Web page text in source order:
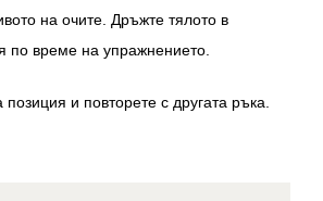
на очите. Дръжте тялото в
по време на упражнението.
и повторете с другата ръка.